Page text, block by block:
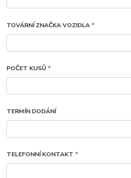
TOVÁRNÍ ZNAČKA VOZIDLA *
POČET KUSŮ *
TERMÍN DODÁNÍ
TELEFONNÍ KONTAKT *